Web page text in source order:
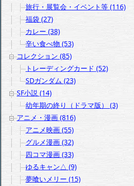
旅行・展覧会・イベント等 (116)
福袋 (27)
カレー (38)
辛い食べ物 (53)
コレクション (85)
トレーディングカード (52)
SDガンダム (23)
SF小説 (14)
幼年期の終り（ドラマ版） (3)
アニメ・漫画 (816)
アニメ映画 (55)
グルメ漫画 (32)
四コマ漫画 (33)
ゆるキャン△ (9)
夢喰いメリー (15)